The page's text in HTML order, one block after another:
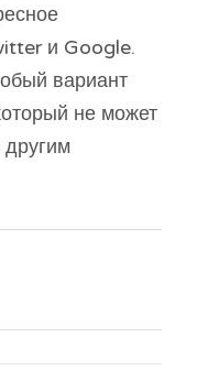
и Google.
вариант
не может
другим